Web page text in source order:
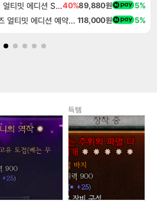
슈퍼로봇대전 Y 디지털 얼티밋 에디션 Super Robot Wars Y Digital Ultimate Edition40%89,880원 5%
마블 투혼 파이팅 소울즈 얼티밋 에디션 예약구매 MARVEL Tokon Fighting Souls Ultimate Edition Pre-Purchase 118,000원 5%
득템